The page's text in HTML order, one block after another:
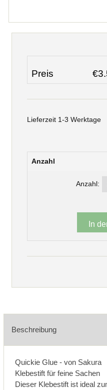
Preis
Lieferzeit 1-3 Werktage
Anzahl
Anzahl:
Beschreibung
Quickie Glue - von Sakura
Klebestift für feine Sachen
Dieser Klebestift ist ideal